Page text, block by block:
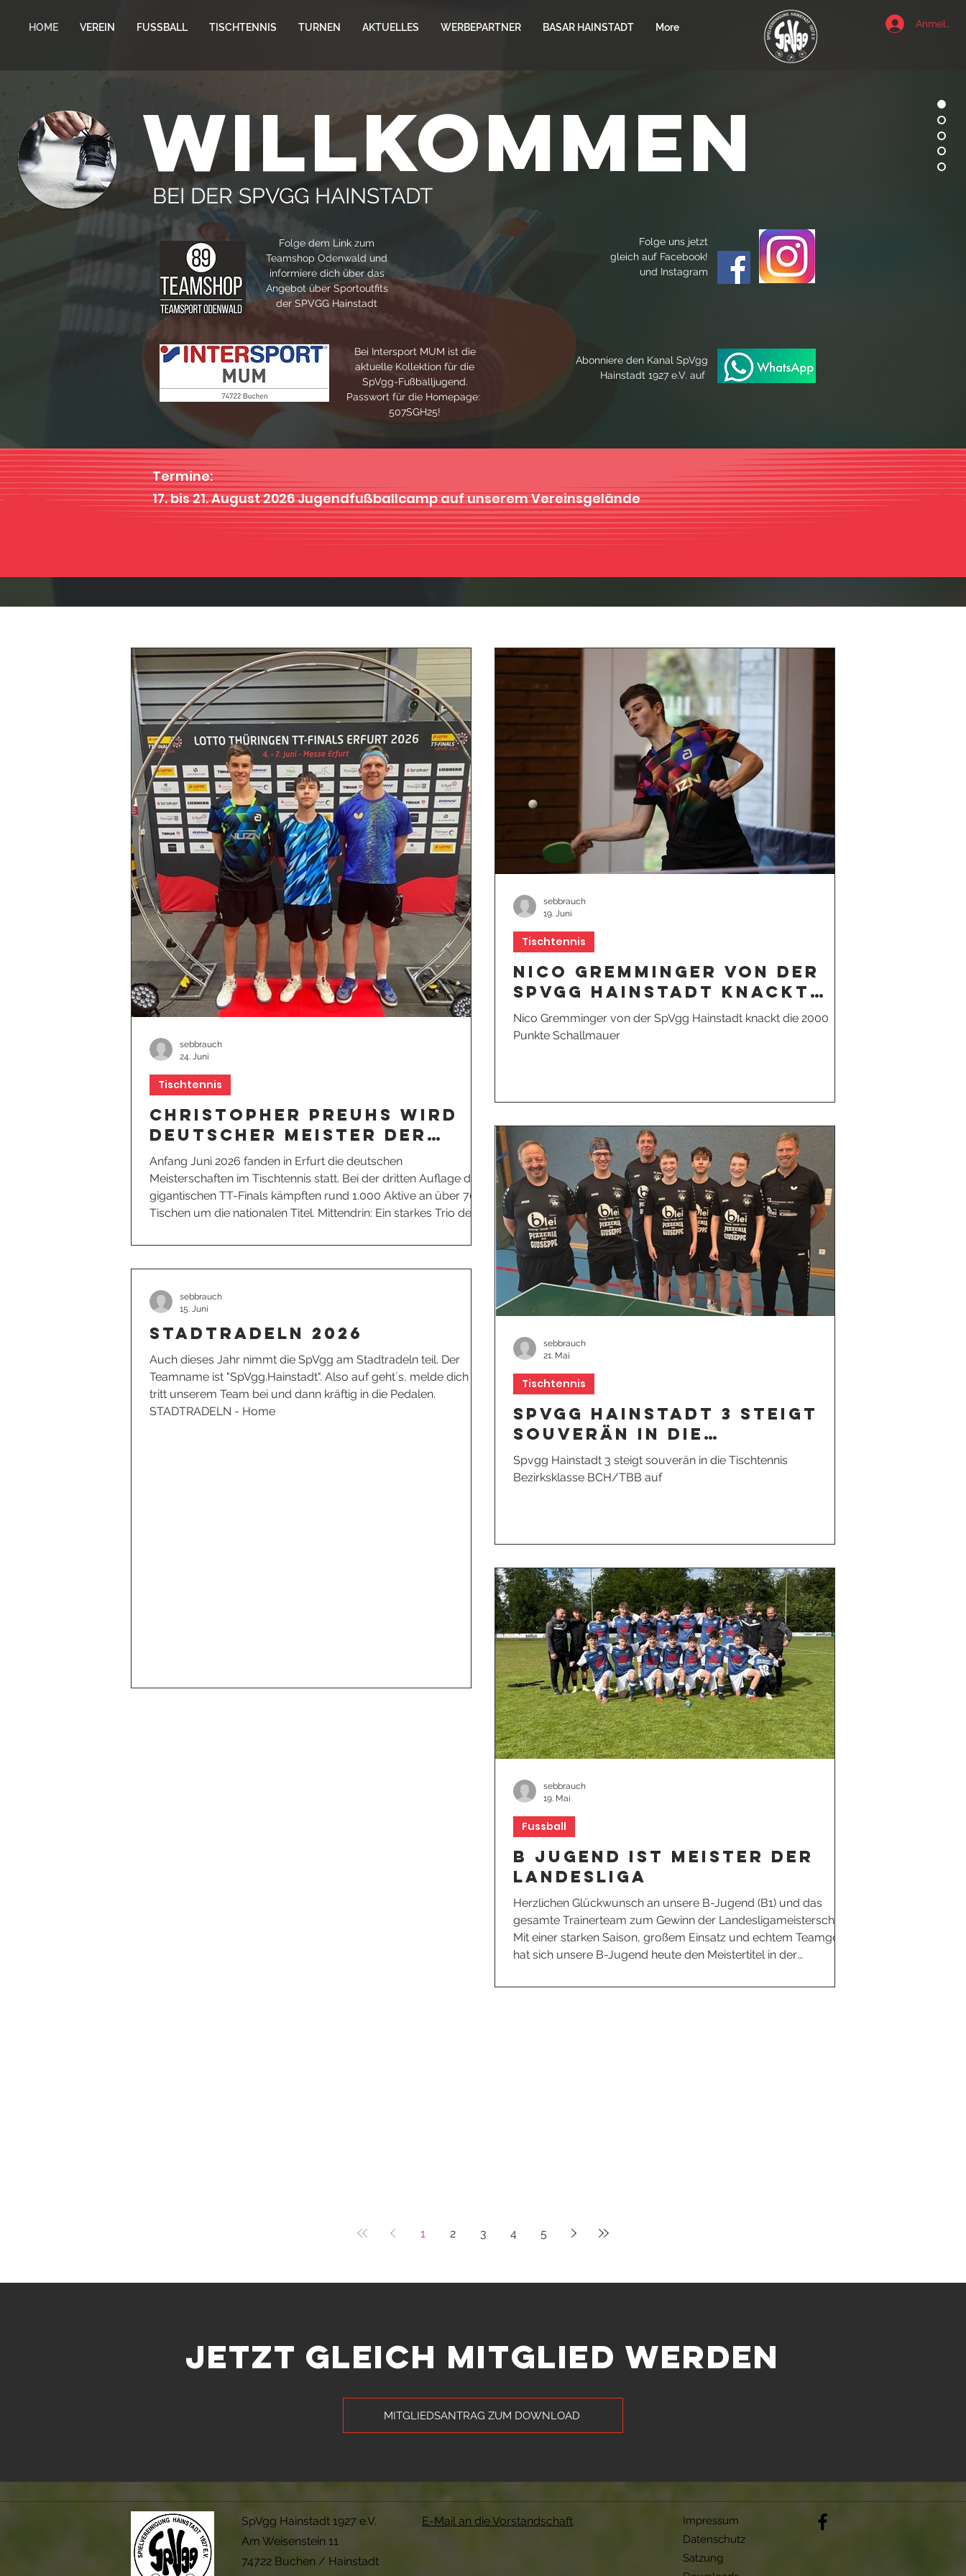
HOME VEREIN FUSSBALL TISCHTENNIS TURNEN AKTUELLES WERBEPARTNER BASAR HAINSTADT More Anmelden
willkommen
BEI DER SPVGG HAINSTADT
Folge uns jetzt
gleich auf Facebook!
und Instagram
Folge dem Link zum
Teamshop Odenwald und
informiere dich über das
Angebot über Sportoutfits
der SPVGG Hainstadt
Bei Intersport MUM ist die
aktuelle Kollektion für die
SpVgg-Fußballjugend.
Passwort für die Homepage:
507SGH25!
‎Abonniere den Kanal SpVgg
Hainstadt 1927 e.V. auf
Termine:
17. bis 21. August 2026 Jugendfußballcamp auf unserem Vereinsgelände
Christopher Preuhs wird
deutscher Meister der
Leistungsklasse!
Anfang Juni 2026 fanden in Erfurt die deutschen
Meisterschaften im Tischtennis statt. Bei der dritten Auflage der
gigantischen TT-Finals kämpften rund 1.000 Aktive an über 70
Tischen um die nationalen Titel. Mittendrin: Ein starkes Trio der
Akteure auf Kreis-, Bezirks- und Verbandsebene für Furore
Höhepunkt a
Tischtennis
sebbrauch
24. Juni
Nico Gremminger von der
SpVgg Hainstadt knackt
die 2000 Punkte
Schallmauer
Nico Gremminger von der SpVgg Hainstadt knackt die 2000
Punkte Schallmauer
Tischtennis
sebbrauch
19. Juni
Stadtradeln 2026
Auch dieses Jahr nimmt die SpVgg am Stadtradeln teil. Der
Teamname ist "SpVgg.Hainstadt". Also auf geht´s, melde dich an,
tritt unserem Team bei und dann kräftig in die Pedalen.
STADTRADELN - Home
sebbrauch
15. Juni
Spvgg Hainstadt 3 steigt
souverän in die
Tischtennis Bezirksklasse
BCH/TBB auf
Spvgg Hainstadt 3 steigt souverän in die Tischtennis
Bezirksklasse BCH/TBB auf
Tischtennis
sebbrauch
21. Mai
B Jugend ist Meister der
Landesliga
Herzlichen Glückwunsch an unsere B-Jugend (B1) und das
gesamte Trainerteam zum Gewinn der Landesligameisterschaft.
Mit einer starken Saison, großem Einsatz und echtem Teamgeist
hat sich unsere B-Jugend heute den Meistertitel in der
tolle Leistung und gratulieren allen Spielern sowie dem
Fussball
sebbrauch
19. Mai
1 2 3 4 5
JETZT GLEICH MITGLIED WERDEN
MITGLIEDSANTRAG ZUM DOWNLOAD
SpVgg Hainstadt 1927 e.V.
Am Weisenstein 11
74722 Buchen / Hainstadt
E-Mail an die Vorstandschaft
Impressum
Datenschutz
Satzung